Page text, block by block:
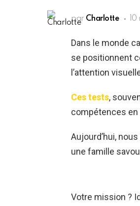
par Charlotte
Dans le monde
se positionnent
l’attention
Ces tests,
compétences en
Aujourd’hui,
une famille
Votre mission ?